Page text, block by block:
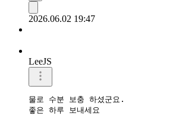
2026.06.02 19:47
LeeJS
물로 수분 보충 하셨군요.
좋은 하루 보내세요